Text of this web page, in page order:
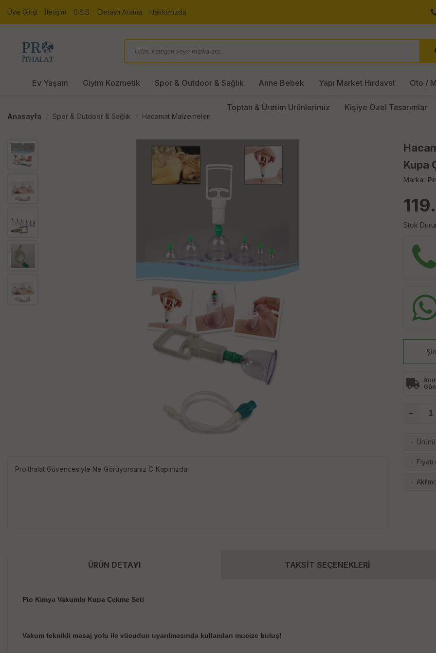
Üye Girişi İletişim S.S.S. Detaylı Arama Hakkımızda
Ev Yaşam Giyim Kozmetik Spor & Outdoor & Sağlık Anne Bebek Yapı Market Hırdavat Oto /
Toptan & Üretim Ürünlerimiz Kişiye Özel Tasarımlar
Anasayfa Spor & Outdoor & Sağlık Hacamat Malzemeleri
Proithalat Güvencesiyle Ne Görüyorsanız O Kapınızda!
Kupa
Marka:
Stok
·
·
·
ÜRÜN DETAYI TAKSİT SEÇENEKLERİ
Pio Kimya Vakumlu Kupa Çekme Seti
Vakum teknikli masaj yolu ile vücudun uyarılmasında kullanılan mucize buluş!